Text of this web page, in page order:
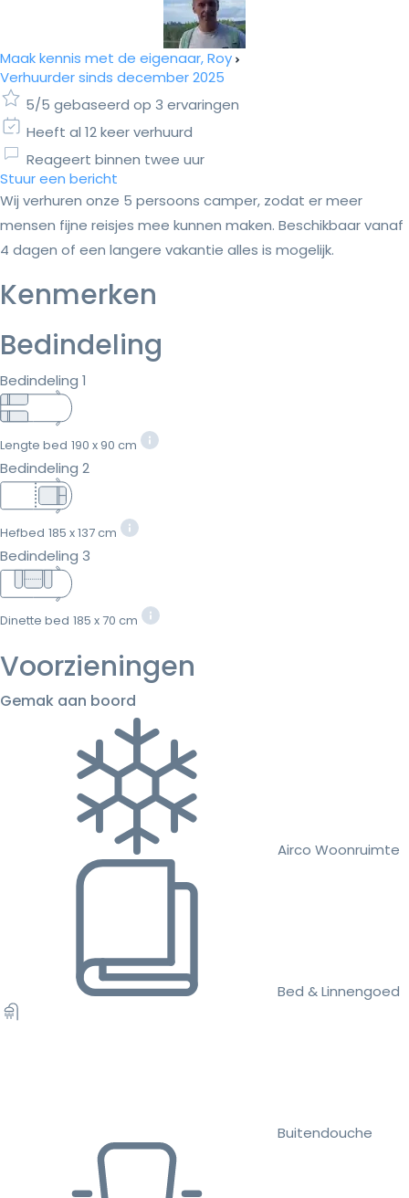
Maak kennis met de eigenaar, Roy
Verhuurder sinds december 2025
5/5 gebaseerd op 3 ervaringen
Heeft al 12 keer verhuurd
Reageert binnen twee uur
Stuur een bericht
Wij verhuren onze 5 persoons camper, zodat er meer
mensen fijne reisjes mee kunnen maken. Beschikbaar vanaf
4 dagen of een langere vakantie alles is mogelijk.
Kenmerken
Bedindeling
Bedindeling 1
Lengte bed 190 x 90 cm
Bedindeling 2
Hefbed 185 x 137 cm
Bedindeling 3
Dinette bed 185 x 70 cm
Voorzieningen
Gemak aan boord
Airco Woonruimte
Bed & Linnengoed
Buitendouche